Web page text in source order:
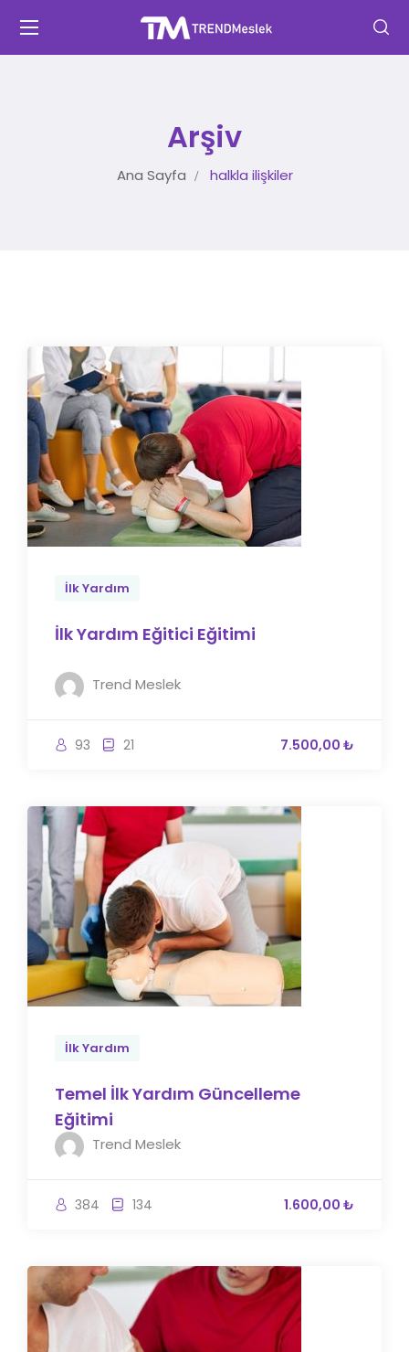
Arşiv
Ana Sayfa halkla ilişkiler
İlk Yardım
İlk Yardım Eğitici Eğitimi
Trend Meslek
93 21 7.500,00 ₺
İlk Yardım
Temel İlk Yardım Güncelleme
Eğitimi
Trend Meslek
384 134 1.600,00 ₺